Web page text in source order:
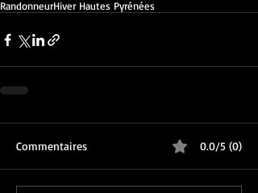
RandonneurHiver Hautes Pyrénées
Commentaires 0.0/5 (0)